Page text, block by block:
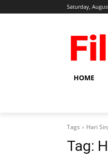
Saturday,
HOME
Tags Hari
Tag: